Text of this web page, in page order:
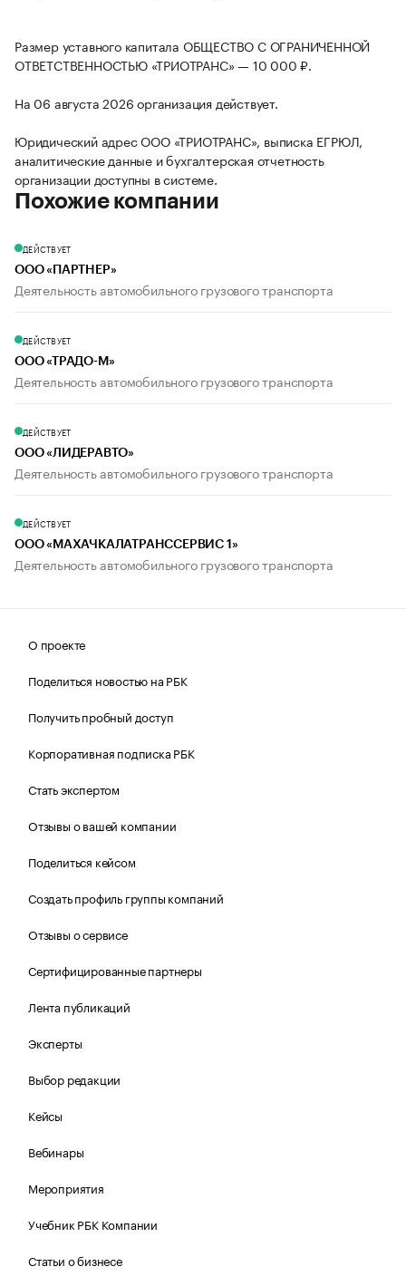
Размер уставного капитала ОБЩЕСТВО С ОГРАНИЧЕННОЙ
ОТВЕТСТВЕННОСТЬЮ «ТРИОТРАНС» — 10 000 ₽.
На 06 августа 2026 организация действует.
Юридический адрес ООО «ТРИОТРАНС», выписка ЕГРЮЛ,
аналитические данные и бухгалтерская отчетность
организации доступны в системе.
Похожие компании
ДЕЙСТВУЕТ
ООО «ПАРТНЕР»
Деятельность автомобильного грузового транспорта
ДЕЙСТВУЕТ
ООО «ТРАДО-М»
Деятельность автомобильного грузового транспорта
ДЕЙСТВУЕТ
ООО «ЛИДЕРАВТО»
Деятельность автомобильного грузового транспорта
ДЕЙСТВУЕТ
ООО «МАХАЧКАЛАТРАНССЕРВИС 1»
Деятельность автомобильного грузового транспорта
О проекте
Поделиться новостью на РБК
Получить пробный доступ
Корпоративная подписка РБК
Стать экспертом
Отзывы о вашей компании
Поделиться кейсом
Создать профиль группы компаний
Отзывы о сервисе
Сертифицированные партнеры
Лента публикаций
Эксперты
Выбор редакции
Кейсы
Вебинары
Мероприятия
Учебник РБК Компании
Статьи о бизнесе